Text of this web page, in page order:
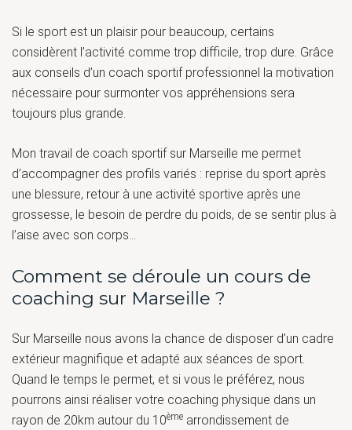
Si le sport est un plaisir pour beaucoup, certains
considèrent l’activité comme trop difficile, trop dure. Grâce
aux conseils d’un coach sportif professionnel la motivation
nécessaire pour surmonter vos appréhensions sera
toujours plus grande.
Mon travail de coach sportif sur Marseille me permet
d’accompagner des profils variés : reprise du sport après
une blessure, retour à une activité sportive après une
grossesse, le besoin de perdre du poids, de se sentir plus à
l’aise avec son corps…
Comment se déroule un cours de
coaching sur Marseille ?
Sur Marseille nous avons la chance de disposer d’un cadre
extérieur magnifique et adapté aux séances de sport.
Quand le temps le permet, et si vous le préférez, nous
pourrons ainsi réaliser votre coaching physique dans un
rayon de 20km autour du 10ème arrondissement de